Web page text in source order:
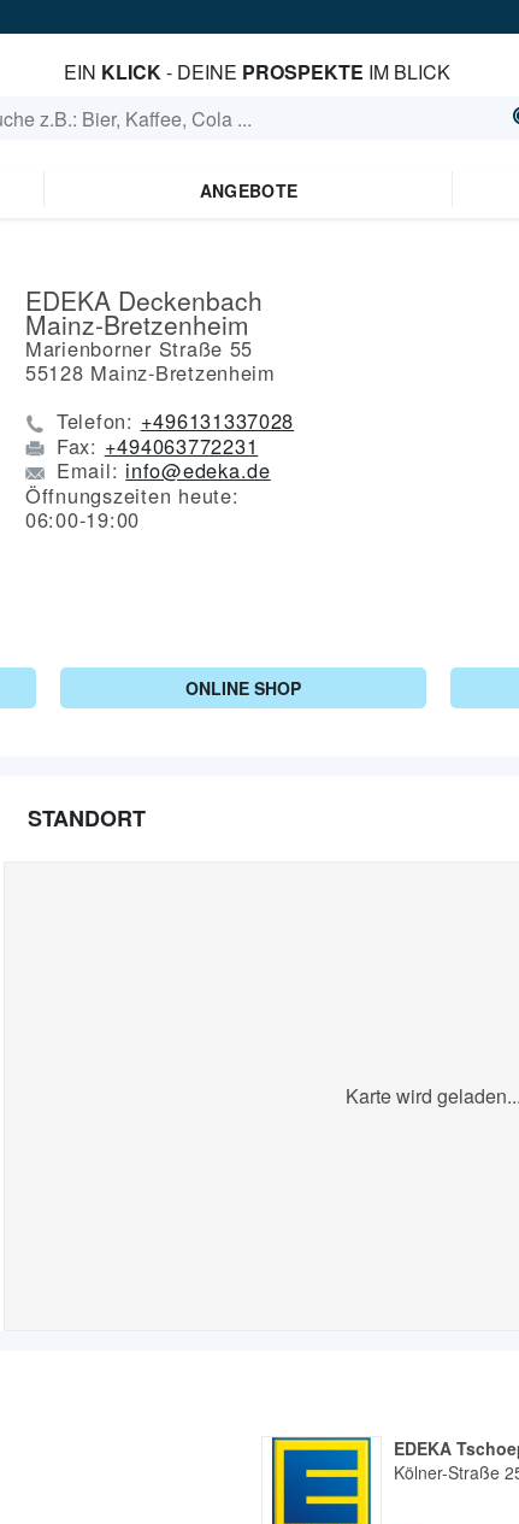
EIN KLICK- DEINE PROSPEKTE IM BLICK
ANGEBOTE
EDEKA Deckenbach
Mainz-Bretzenheim
Marienborner Straße 55
55128 Mainz-Bretzenheim
Telefon: +496131337028
Fax: +494063772231
Email: info@edeka.de
Öffnungszeiten heute:
06:00-19:00
ONLINE SHOP
STANDORT
Karte wird
EDEKA
Kölner-Straße